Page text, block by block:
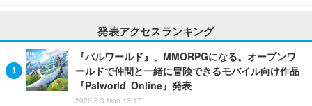
発表アクセスランキング
『パルワールド』、MMORPGになる。オープンワ
ールドで仲間と一緒に冒険できるモバイル向け作品
『Palworld Online』発表
2026.8.3 Mon 13:17